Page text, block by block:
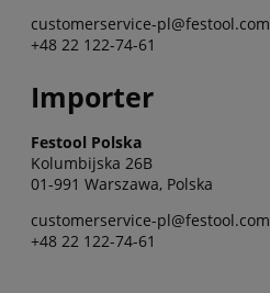
customerservice-pl@festool.com
+48 22 122-74-61
Importer
Festool Polska
Kolumbijska 26B
01-991 Warszawa, Polska
customerservice-pl@festool.com
+48 22 122-74-61